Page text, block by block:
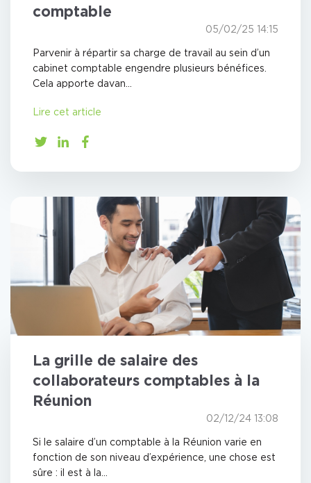
comptable
05/02/25 14:15
Parvenir à répartir sa charge de travail au sein d’un
cabinet comptable engendre plusieurs bénéfices.
Cela apporte davan...
Lire cet article
La grille de salaire des
collaborateurs comptables à la
Réunion
02/12/24 13:08
Si le salaire d’un comptable à la Réunion varie en
fonction de son niveau d’expérience, une chose est
sûre : il est à la...